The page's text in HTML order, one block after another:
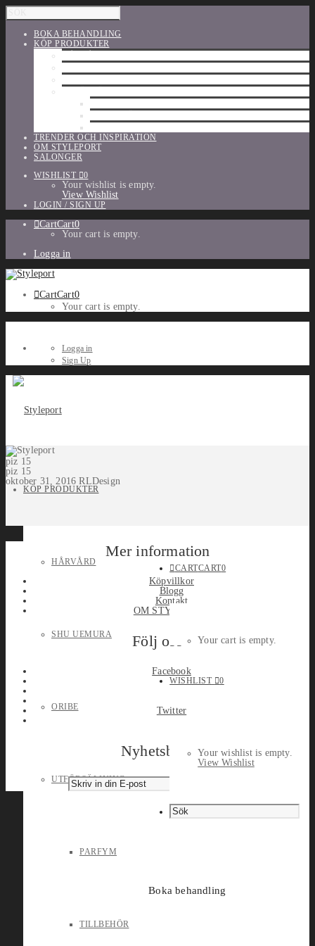
BOKA BEHANDLING
KÖP PRODUKTER
TRENDER OCH INSPIRATION
OM STYLEPORT
SALONGER
WISHLIST
0
Your wishlist is empty.
View Wishlist
LOGIN / SIGN UP
CartCart0
Your cart is empty.
Logga in
CartCart0
Your cart is empty.
Logga in
Sign Up
KÖP PRODUKTER
HÅRVÅRD
SHU UEMURA
ORIBE
UTFÖRSÄLJNING
PARFYM
TILLBEHÖR
CARTCART0
Your cart is empty.
WISHLIST 0
Your wishlist is empty.
View Wishlist
Boka behandling
piz 15
piz 15
oktober 31, 2016 RLDesign
Mer information
Köpvillkor
Blogg
Kontakt
OM STYLEPORT
Följ oss
Facebook
Twitter
Nyhetsbrev